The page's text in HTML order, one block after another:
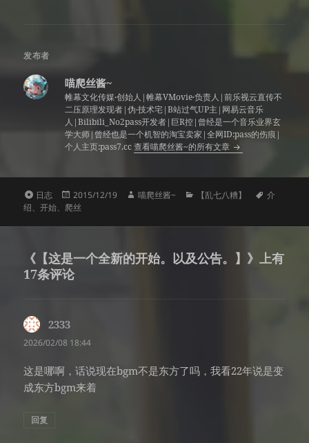
发布者
喵爬丝酱~
帷幕文化传媒·创始人|帷幕VMovie·负责人|前乐视云直传不
二压原理发现者|伪·技术宅|B站过气UP主|网易云音乐
人|Bilibili_No2pass开发者|巨R控|曾经是一个音乐业界玄
学大师|曾经也是一个机智的淘宝卖家|全网ID:pass的伤痕|
个人主页:pass7.cc查看喵爬丝酱~的所有文章
格
式
日志
发
布
2015/12/19
作
喵爬丝酱~
分【乱七八糟】
标
介
绍、开始、爬丝
《【这是一个全新的开始。以及公告。】》上有
17条评论
2333
道：
2026/02/08 18:44
这是哪啊，话说现在bgm不是东方了吗，我看22年说是变
成东方bgm来着
回复